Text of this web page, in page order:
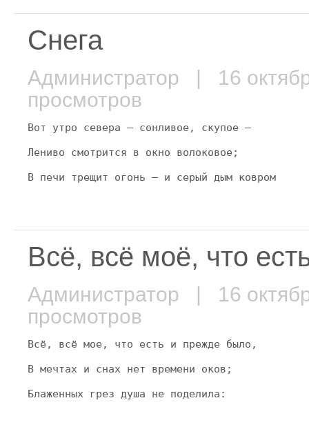
Снега
Администратор | 16
просмотров
Вот утро севера — сонливое, скупое —
Лениво смотрится в окно волоковое;
В печи трещит огонь — и серый дым ковром
Всё, всё моё, что
Администратор | 16
просмотров
Всё, всё мое, что есть и прежде было,
В мечтах и снах нет времени оков;
Блаженных грез душа не поделила: